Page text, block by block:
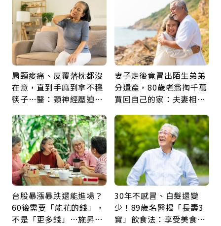
肩頸痠痛、反覆落枕都沒
在意，直到手麻到拿不穩
筷子…醫：頸神經壓迫上
鍵
妻子走後竟冒出陌生弟弟
分遺產，80歲老翁掏千萬
買回自己的家：夫妻相守
台股暴漲暴跌還能進場？
60後需要「能花的錢」，
不是「更多錢」…施昇
30年不感冒、白髮還變
少！89歲名醫揭「長壽3
寶」飲食法：享受美食不